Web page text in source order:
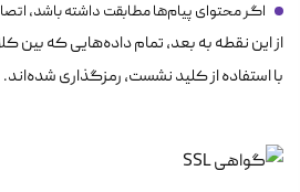
اگر محتوای پیام‌ها مطابقت داشته باشد،
از این نقطه به بعد، تمام داده‌هایی که بین
با استفاده از کلید نشست، رمزگذاری شده‌اند.